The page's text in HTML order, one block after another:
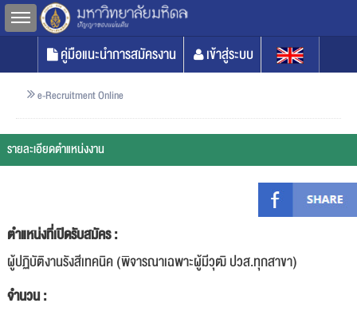
Toggle sidebar
คู่มือแนะนำการสมัครงาน
เข้าสู่ระบบ
e-Recruitment Online
รายละเอียดตำแหน่งงาน
ตำแหน่งที่เปิดรับสมัคร :
ผู้ปฏิบัติงานรังสีเทคนิค (พิจารณาเฉพาะผู้มีวุฒิ ปวส.ทุกสาขา)
จำนวน :